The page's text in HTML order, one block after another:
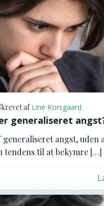
af Line Korsgaard
generaliseret
generaliseret angst, uden
tendens til at bekymre […]